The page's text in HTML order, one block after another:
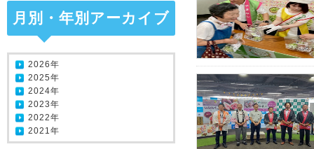
月別・年別アーカイブ
2026年
2025年
2024年
2023年
2022年
2021年